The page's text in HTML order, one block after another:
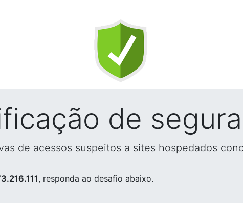
de
de acessos suspeitos a sites hospedados
, responda ao desafio abaixo.